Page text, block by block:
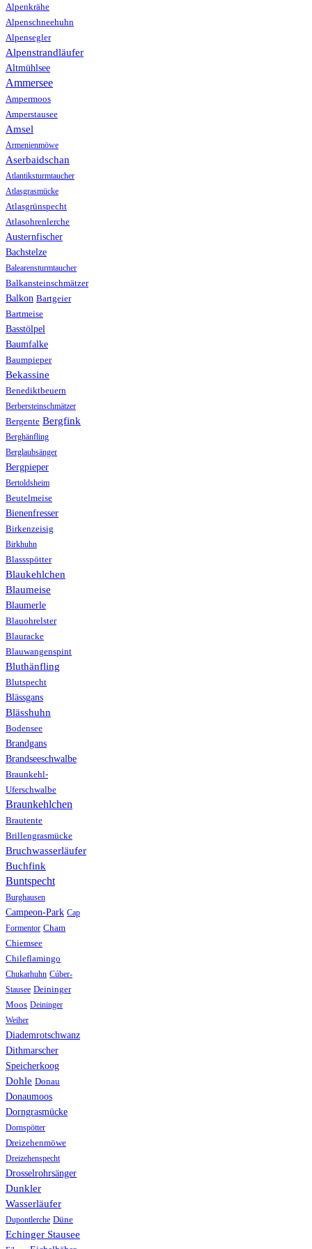
Alpenkrähe
Alpenschneehuhn
Alpensegler
Alpenstrandläufer
Altmühlsee
Ammersee
Ampermoos
Amperstausee
Amsel
Armenienmöwe
Aserbaidschan
Atlantiksturmtaucher
Atlasgrasmücke
Atlasgrünspecht
Atlasohrenlerche
Austernfischer
Bachstelze
Balearensturmtaucher
Balkansteinschmätzer
Balkon Bartgeier
Bartmeise
Basstölpel
Baumfalke
Baumpieper
Bekassine
Benediktbeuern
Berbersteinschmätzer
Bergente Bergfink
Berghänfling
Berglaubsänger
Bergpieper
Bertoldsheim
Beutelmeise
Bienenfresser
Birkenzeisig
Birkhuhn
Blassspötter
Blaukehlchen
Blaumeise
Blaumerle
Blauohrelster
Blauracke
Blauwangenspint
Bluthänfling
Blutspecht
Blässgans
Blässhuhn
Bodensee
Brandgans
Brandseeschwalbe
Braunkehl-
Uferschwalbe
Braunkehlchen
Brautente
Brillengrasmücke
Bruchwasserläufer
Buchfink
Buntspecht
Burghausen
Campeon-Park Cap
Formentor Cham
Chiemsee
Chileflamingo
Chukarhuhn Cúber-
Stausee Deininger
Moos Deininger
Weiher
Diademrotschwanz
Dithmarscher
Speicherkoog
Dohle Donau
Donaumoos
Dorngrasmücke
Dornspötter
Dreizehenmöwe
Dreizehenspecht
Drosselrohrsänger
Dunkler
Wasserläufer
Dupontlerche Düne
Echinger Stausee